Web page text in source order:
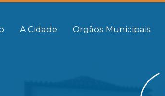
A Cidade Orgãos Municipais